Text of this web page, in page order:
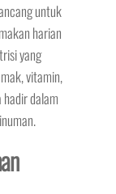
untuk
harian
yang
vitamin,
dalam